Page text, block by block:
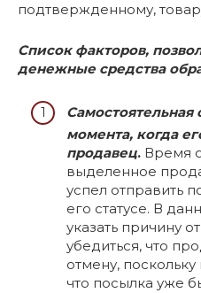
подтвержденному,
Список факторов,
денежные средства
Самостоятельная
момента, когда
продавец. Время
выделенное
успел отправить
его статусе. В
указать причину
убедиться, что
отмену,
что посылка уже